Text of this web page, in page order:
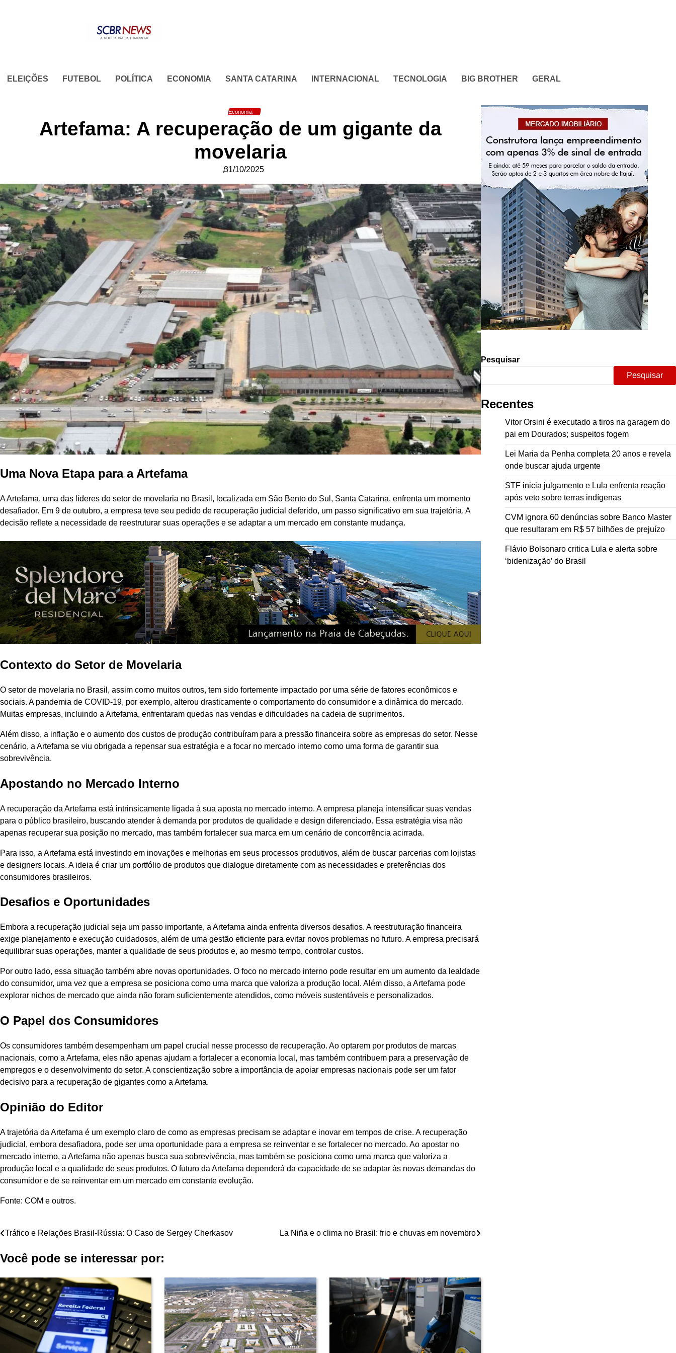
ELEIÇÕES FUTEBOL POLÍTICA ECONOMIA SANTA CATARINA INTERNACIONAL TECNOLOGIA BIG BROTHER GERAL
Economia
Artefama: A recuperação de um gigante da
movelaria
31/10/2025
Uma Nova Etapa para a Artefama
A Artefama, uma das líderes do setor de movelaria no Brasil, localizada em São Bento do Sul, Santa Catarina, enfrenta um momento
desafiador. Em 9 de outubro, a empresa teve seu pedido de recuperação judicial deferido, um passo significativo em sua trajetória. A
decisão reflete a necessidade de reestruturar suas operações e se adaptar a um mercado em constante mudança.
Contexto do Setor de Movelaria
O setor de movelaria no Brasil, assim como muitos outros, tem sido fortemente impactado por uma série de fatores econômicos e
sociais. A pandemia de COVID-19, por exemplo, alterou drasticamente o comportamento do consumidor e a dinâmica do mercado.
Muitas empresas, incluindo a Artefama, enfrentaram quedas nas vendas e dificuldades na cadeia de suprimentos.
Além disso, a inflação e o aumento dos custos de produção contribuíram para a pressão financeira sobre as empresas do setor. Nesse
cenário, a Artefama se viu obrigada a repensar sua estratégia e a focar no mercado interno como uma forma de garantir sua
sobrevivência.
Apostando no Mercado Interno
A recuperação da Artefama está intrinsicamente ligada à sua aposta no mercado interno. A empresa planeja intensificar suas vendas
para o público brasileiro, buscando atender à demanda por produtos de qualidade e design diferenciado. Essa estratégia visa não
apenas recuperar sua posição no mercado, mas também fortalecer sua marca em um cenário de concorrência acirrada.
Para isso, a Artefama está investindo em inovações e melhorias em seus processos produtivos, além de buscar parcerias com lojistas
e designers locais. A ideia é criar um portfólio de produtos que dialogue diretamente com as necessidades e preferências dos
consumidores brasileiros.
Desafios e Oportunidades
Embora a recuperação judicial seja um passo importante, a Artefama ainda enfrenta diversos desafios. A reestruturação financeira
exige planejamento e execução cuidadosos, além de uma gestão eficiente para evitar novos problemas no futuro. A empresa precisará
equilibrar suas operações, manter a qualidade de seus produtos e, ao mesmo tempo, controlar custos.
Por outro lado, essa situação também abre novas oportunidades. O foco no mercado interno pode resultar em um aumento da lealdade
do consumidor, uma vez que a empresa se posiciona como uma marca que valoriza a produção local. Além disso, a Artefama pode
explorar nichos de mercado que ainda não foram suficientemente atendidos, como móveis sustentáveis e personalizados.
O Papel dos Consumidores
Os consumidores também desempenham um papel crucial nesse processo de recuperação. Ao optarem por produtos de marcas
nacionais, como a Artefama, eles não apenas ajudam a fortalecer a economia local, mas também contribuem para a preservação de
empregos e o desenvolvimento do setor. A conscientização sobre a importância de apoiar empresas nacionais pode ser um fator
decisivo para a recuperação de gigantes como a Artefama.
Opinião do Editor
A trajetória da Artefama é um exemplo claro de como as empresas precisam se adaptar e inovar em tempos de crise. A recuperação
judicial, embora desafiadora, pode ser uma oportunidade para a empresa se reinventar e se fortalecer no mercado. Ao apostar no
mercado interno, a Artefama não apenas busca sua sobrevivência, mas também se posiciona como uma marca que valoriza a
produção local e a qualidade de seus produtos. O futuro da Artefama dependerá da capacidade de se adaptar às novas demandas do
consumidor e de se reinventar em um mercado em constante evolução.
Fonte: COM e outros.
Navegação
de
Tráfico e Relações Brasil-Rússia: O Caso de Sergey Cherkasov La Niña e o clima no Brasil: frio e chuvas em novembro
Você pode se interessar por:
Pesquisar
Pesquisar
Recentes
Vitor Orsini é executado a tiros na garagem do
pai em Dourados; suspeitos fogem
Lei Maria da Penha completa 20 anos e revela
onde buscar ajuda urgente
STF inicia julgamento e Lula enfrenta reação
após veto sobre terras indígenas
CVM ignora 60 denúncias sobre Banco Master
que resultaram em R$ 57 bilhões de prejuízo
Flávio Bolsonaro critica Lula e alerta sobre
‘bidenização’ do Brasil